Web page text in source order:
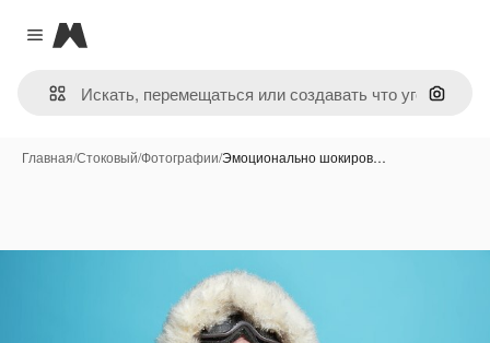
Close menu
Magnific
Поиск
Главная/Стоковый/Фотографии/Эмоционально шокиров…